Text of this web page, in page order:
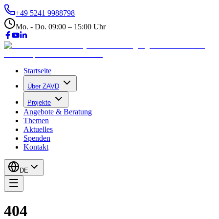
+49 5241 9988798
Mo. - Do. 09:00 – 15:00 Uhr
Startseite
Über ZAVD
Projekte
Angebote & Beratung
Themen
Aktuelles
Spenden
Kontakt
DE
404